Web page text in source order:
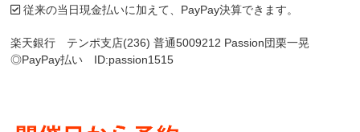
従来の当日現金払いに加えて、PayPay決算できます。
楽天銀行 テンポ支店(236) 普通5009212 Passion団栗一晃
◎PayPay払い ID:passion1515